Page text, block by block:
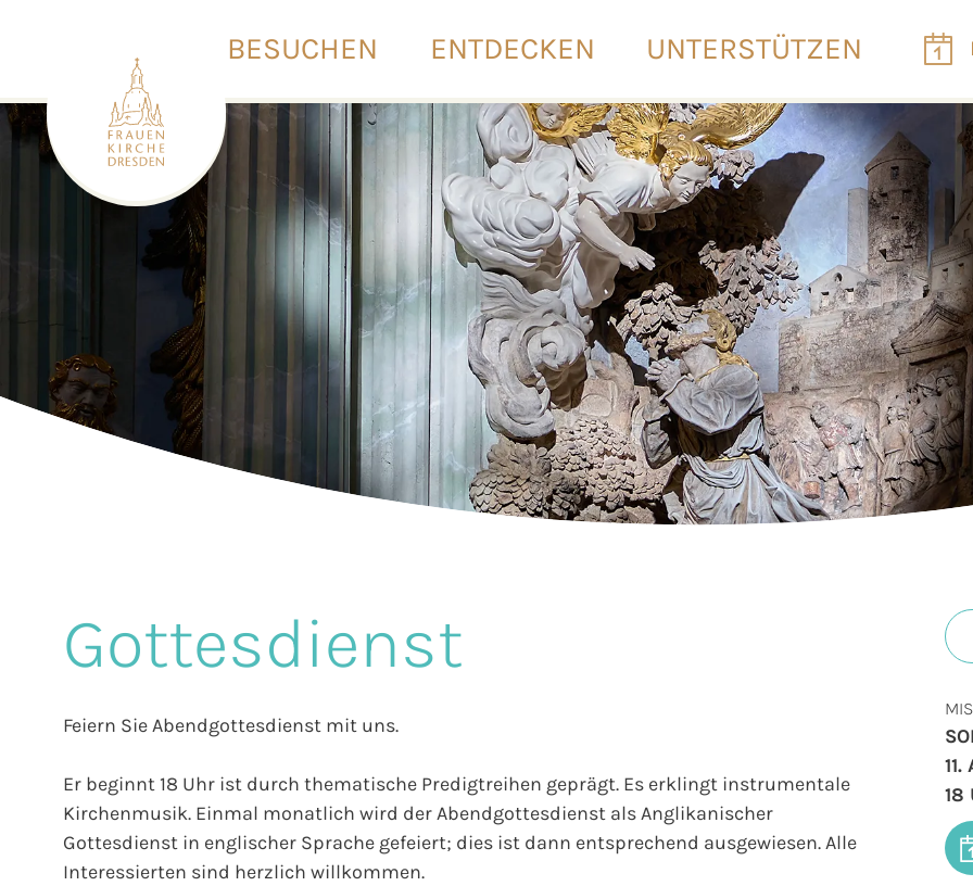
BESUCHEN ENTDECKEN UNTERSTÜTZEN
Gottesdienst
Feiern Sie Abendgottesdienst mit uns.
Er beginnt 18 Uhr ist durch thematische Predigtreihen geprägt. Es erklingt instrumentale
Kirchenmusik. Einmal monatlich wird der Abendgottesdienst als Anglikanischer
Gottesdienst in englischer Sprache gefeiert; dies ist dann entsprechend ausgewiesen. Alle
Interessierten sind herzlich willkommen.
18